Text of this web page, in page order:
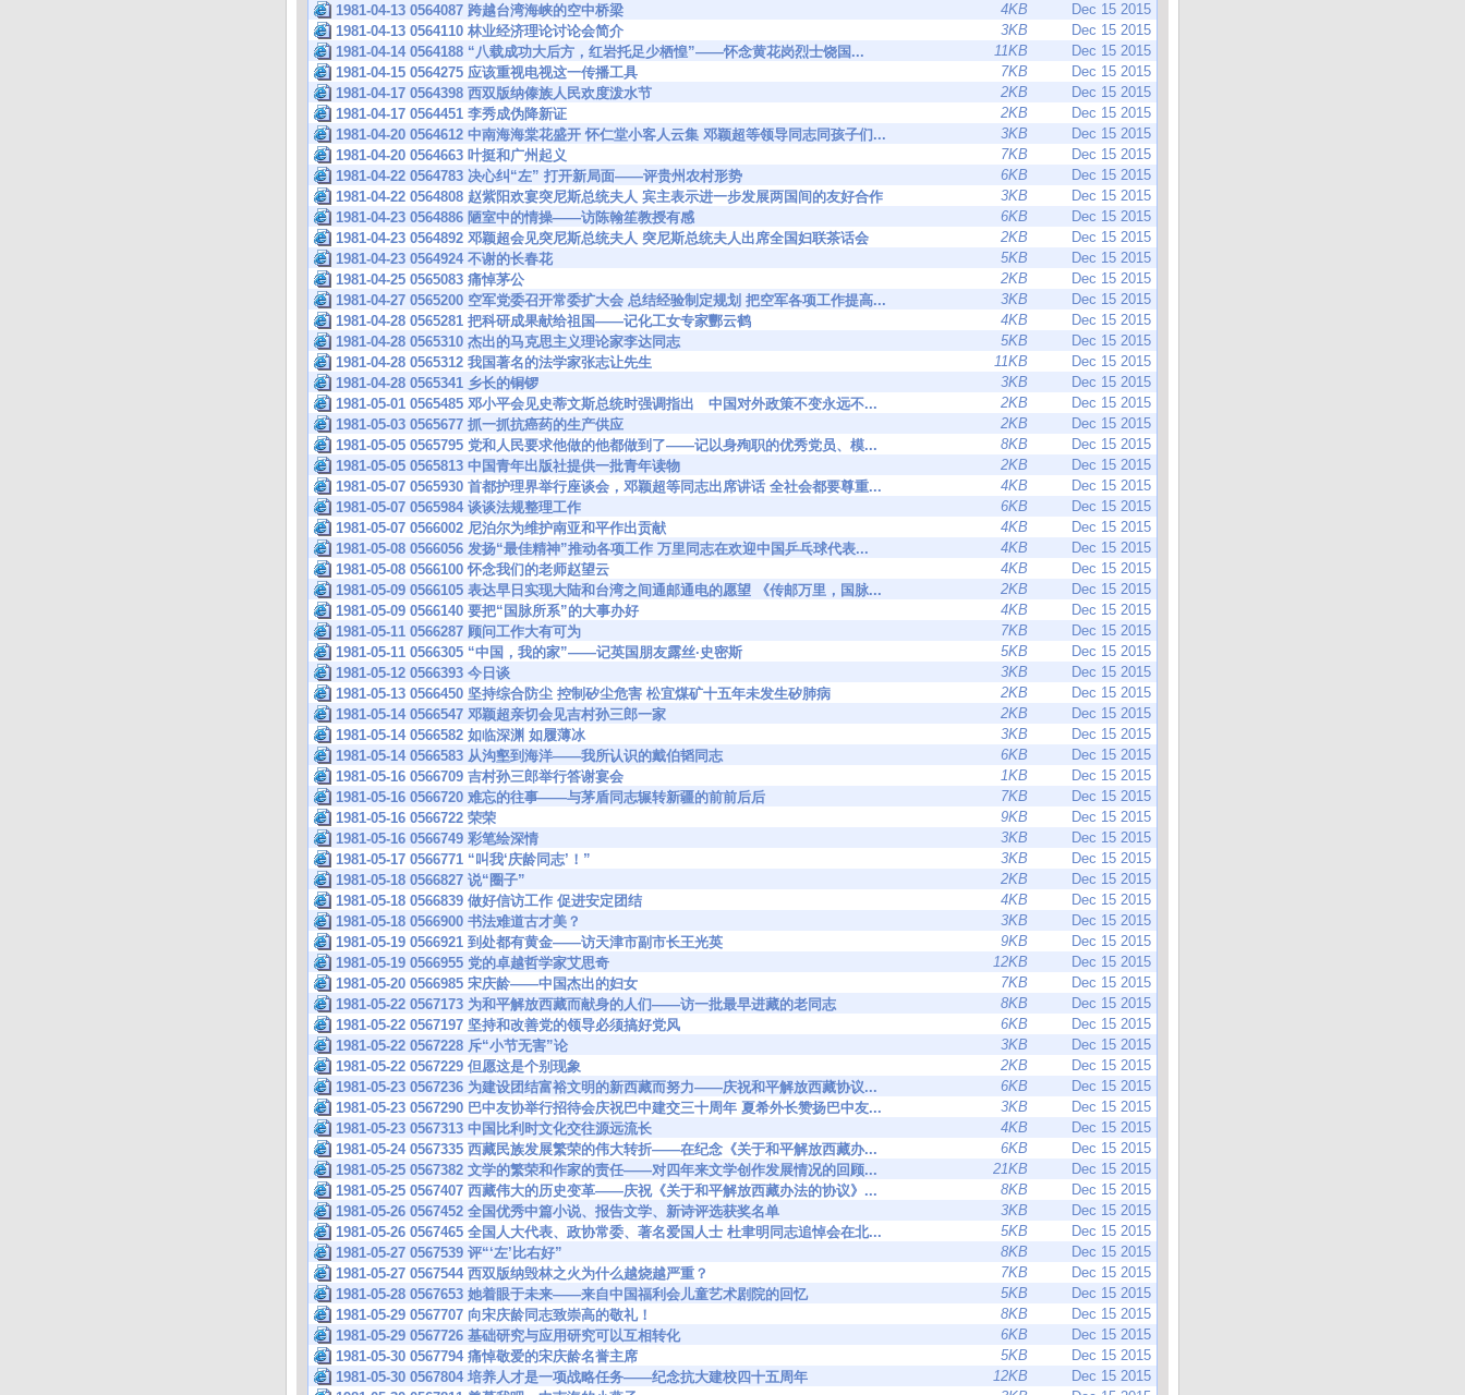
1981-04-13 0564087 跨越台湾海峡的空中桥梁
4KB
Dec 15 2015
1981-04-13 0564110 林业经济理论讨论会简介
3KB
Dec 15 2015
1981-04-14 0564188 “八载成功大后方，红岩托足少栖惶”——怀念黄花岗烈士饶国...
11KB
Dec 15 2015
1981-04-15 0564275 应该重视电视这一传播工具
7KB
Dec 15 2015
1981-04-17 0564398 西双版纳傣族人民欢度泼水节
2KB
Dec 15 2015
1981-04-17 0564451 李秀成伪降新证
2KB
Dec 15 2015
1981-04-20 0564612 中南海海棠花盛开 怀仁堂小客人云集 邓颖超等领导同志同孩子们...
3KB
Dec 15 2015
1981-04-20 0564663 叶挺和广州起义
7KB
Dec 15 2015
1981-04-22 0564783 决心纠“左” 打开新局面——评贵州农村形势
6KB
Dec 15 2015
1981-04-22 0564808 赵紫阳欢宴突尼斯总统夫人 宾主表示进一步发展两国间的友好合作
3KB
Dec 15 2015
1981-04-23 0564886 陋室中的情操——访陈翰笙教授有感
6KB
Dec 15 2015
1981-04-23 0564892 邓颖超会见突尼斯总统夫人 突尼斯总统夫人出席全国妇联茶话会
2KB
Dec 15 2015
1981-04-23 0564924 不谢的长春花
5KB
Dec 15 2015
1981-04-25 0565083 痛悼茅公
2KB
Dec 15 2015
1981-04-27 0565200 空军党委召开常委扩大会 总结经验制定规划 把空军各项工作提高...
3KB
Dec 15 2015
1981-04-28 0565281 把科研成果献给祖国——记化工女专家酆云鹤
4KB
Dec 15 2015
1981-04-28 0565310 杰出的马克思主义理论家李达同志
5KB
Dec 15 2015
1981-04-28 0565312 我国著名的法学家张志让先生
11KB
Dec 15 2015
1981-04-28 0565341 乡长的铜锣
3KB
Dec 15 2015
1981-05-01 0565485 邓小平会见史蒂文斯总统时强调指出 中国对外政策不变永远不...
2KB
Dec 15 2015
1981-05-03 0565677 抓一抓抗癌药的生产供应
2KB
Dec 15 2015
1981-05-05 0565795 党和人民要求他做的他都做到了——记以身殉职的优秀党员、模...
8KB
Dec 15 2015
1981-05-05 0565813 中国青年出版社提供一批青年读物
2KB
Dec 15 2015
1981-05-07 0565930 首都护理界举行座谈会，邓颖超等同志出席讲话 全社会都要尊重...
4KB
Dec 15 2015
1981-05-07 0565984 谈谈法规整理工作
6KB
Dec 15 2015
1981-05-07 0566002 尼泊尔为维护南亚和平作出贡献
4KB
Dec 15 2015
1981-05-08 0566056 发扬“最佳精神”推动各项工作 万里同志在欢迎中国乒乓球代表...
4KB
Dec 15 2015
1981-05-08 0566100 怀念我们的老师赵望云
4KB
Dec 15 2015
1981-05-09 0566105 表达早日实现大陆和台湾之间通邮通电的愿望 《传邮万里，国脉...
2KB
Dec 15 2015
1981-05-09 0566140 要把“国脉所系”的大事办好
4KB
Dec 15 2015
1981-05-11 0566287 顾问工作大有可为
7KB
Dec 15 2015
1981-05-11 0566305 “中国，我的家”——记英国朋友露丝·史密斯
5KB
Dec 15 2015
1981-05-12 0566393 今日谈
3KB
Dec 15 2015
1981-05-13 0566450 坚持综合防尘 控制矽尘危害 松宜煤矿十五年未发生矽肺病
2KB
Dec 15 2015
1981-05-14 0566547 邓颖超亲切会见吉村孙三郎一家
2KB
Dec 15 2015
1981-05-14 0566582 如临深渊 如履薄冰
3KB
Dec 15 2015
1981-05-14 0566583 从沟壑到海洋——我所认识的戴伯韬同志
6KB
Dec 15 2015
1981-05-16 0566709 吉村孙三郎举行答谢宴会
1KB
Dec 15 2015
1981-05-16 0566720 难忘的往事——与茅盾同志辗转新疆的前前后后
7KB
Dec 15 2015
1981-05-16 0566722 荣荣
9KB
Dec 15 2015
1981-05-16 0566749 彩笔绘深情
3KB
Dec 15 2015
1981-05-17 0566771 “叫我‘庆龄同志’！”
3KB
Dec 15 2015
1981-05-18 0566827 说“圈子”
2KB
Dec 15 2015
1981-05-18 0566839 做好信访工作 促进安定团结
4KB
Dec 15 2015
1981-05-18 0566900 书法难道古才美？
3KB
Dec 15 2015
1981-05-19 0566921 到处都有黄金——访天津市副市长王光英
9KB
Dec 15 2015
1981-05-19 0566955 党的卓越哲学家艾思奇
12KB
Dec 15 2015
1981-05-20 0566985 宋庆龄——中国杰出的妇女
7KB
Dec 15 2015
1981-05-22 0567173 为和平解放西藏而献身的人们——访一批最早进藏的老同志
8KB
Dec 15 2015
1981-05-22 0567197 坚持和改善党的领导必须搞好党风
6KB
Dec 15 2015
1981-05-22 0567228 斥“小节无害”论
3KB
Dec 15 2015
1981-05-22 0567229 但愿这是个别现象
2KB
Dec 15 2015
1981-05-23 0567236 为建设团结富裕文明的新西藏而努力——庆祝和平解放西藏协议...
6KB
Dec 15 2015
1981-05-23 0567290 巴中友协举行招待会庆祝巴中建交三十周年 夏希外长赞扬巴中友...
3KB
Dec 15 2015
1981-05-23 0567313 中国比利时文化交往源远流长
4KB
Dec 15 2015
1981-05-24 0567335 西藏民族发展繁荣的伟大转折——在纪念《关于和平解放西藏办...
6KB
Dec 15 2015
1981-05-25 0567382 文学的繁荣和作家的责任——对四年来文学创作发展情况的回顾...
21KB
Dec 15 2015
1981-05-25 0567407 西藏伟大的历史变革——庆祝《关于和平解放西藏办法的协议》...
8KB
Dec 15 2015
1981-05-26 0567452 全国优秀中篇小说、报告文学、新诗评选获奖名单
3KB
Dec 15 2015
1981-05-26 0567465 全国人大代表、政协常委、著名爱国人士 杜聿明同志追悼会在北...
5KB
Dec 15 2015
1981-05-27 0567539 评“‘左’比右好”
8KB
Dec 15 2015
1981-05-27 0567544 西双版纳毁林之火为什么越烧越严重？
7KB
Dec 15 2015
1981-05-28 0567653 她着眼于未来——来自中国福利会儿童艺术剧院的回忆
5KB
Dec 15 2015
1981-05-29 0567707 向宋庆龄同志致崇高的敬礼！
8KB
Dec 15 2015
1981-05-29 0567726 基础研究与应用研究可以互相转化
6KB
Dec 15 2015
1981-05-30 0567794 痛悼敬爱的宋庆龄名誉主席
5KB
Dec 15 2015
1981-05-30 0567804 培养人才是一项战略任务——纪念抗大建校四十五周年
12KB
Dec 15 2015